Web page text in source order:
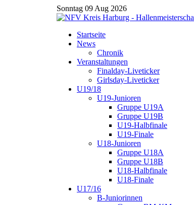
Sonntag 09 Aug 2026
Startseite
News
Chronik
Veranstaltungen
Finalday-Liveticker
Girlsday-Liveticker
U19/18
U19-Junioren
Gruppe U19A
Gruppe U19B
U19-Halbfinale
U19-Finale
U18-Junioren
Gruppe U18A
Gruppe U18B
U18-Halbfinale
U18-Finale
U17/16
B-Juniorinnen